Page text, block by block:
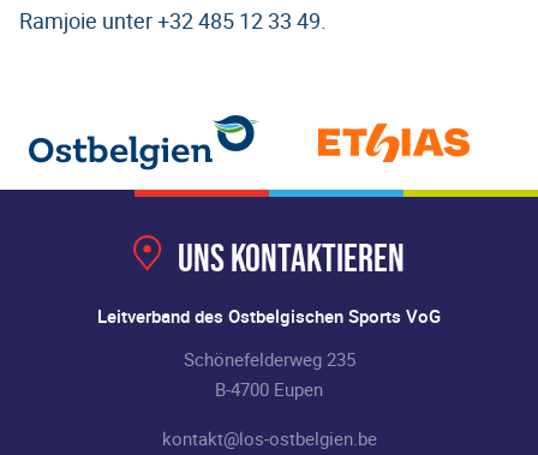
Ramjoie unter +32 485 12 33 49.
Uns kontaktieren
Leitverband des Ostbelgischen Sports VoG
Schönefelderweg 235
B-4700 Eupen
kontakt@los-ostbelgien.be